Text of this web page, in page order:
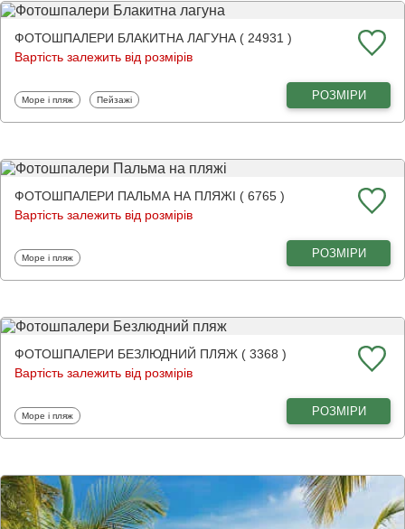
ФОТОШПАЛЕРИ БЛАКИТНА ЛАГУНА ( 24931 )
Вартість залежить від розмірів
Фотошпалери
Море і пляж Фотошпалери
Пейзажі РОЗМІРИ
ФОТОШПАЛЕРИ ПАЛЬМА НА ПЛЯЖІ ( 6765 )
Вартість залежить від розмірів
Фотошпалери
Море і пляж РОЗМІРИ
ФОТОШПАЛЕРИ БЕЗЛЮДНИЙ ПЛЯЖ ( 3368 )
Вартість залежить від розмірів
Фотошпалери
Море і пляж РОЗМІРИ